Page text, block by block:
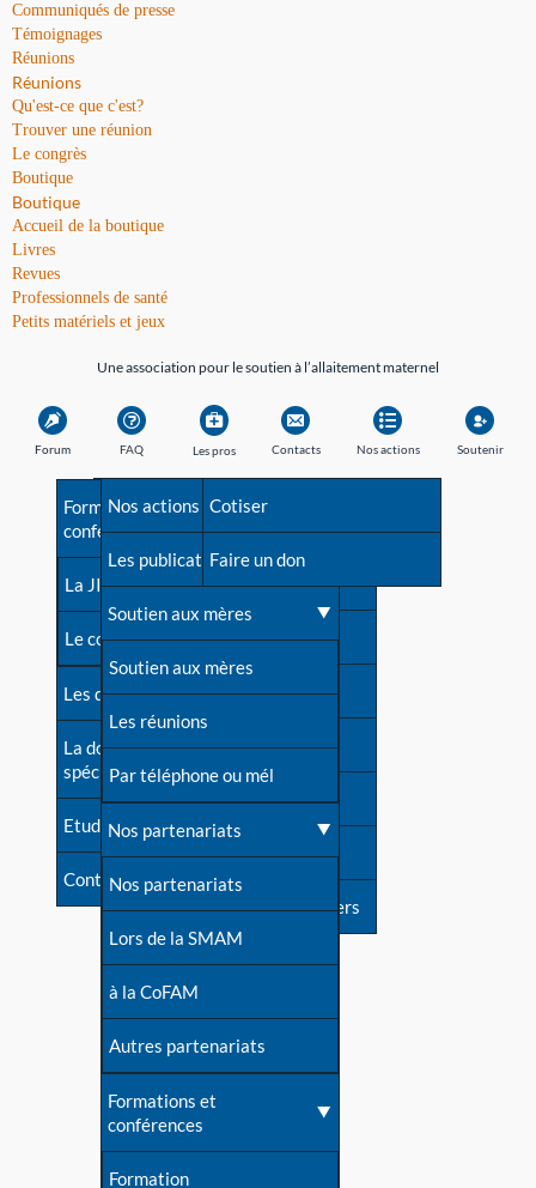
Communiqués de presse
Témoignages
Réunions
Réunions
Qu'est-ce que c'est?
Trouver une réunion
Le congrès
Boutique
Boutique
Accueil de la boutique
Livres
Revues
Professionnels de santé
Petits matériels et jeux
Une association pour le soutien à l’allaitement maternel
Forum FAQ
Avant la naissance
Les débuts
Une difficulté d'allaitement ?
Cas particuliers
Mythes et vérités
Devenir animatrice ?
Une question sur le site
Les pros
Formations et
conférences
La JIA
Le congrès
Les dossiers de l'allaitement
La documentation
spécialisée
Etudes récentes
Contact
Contacts
Besoin d'aide?
Répertoire de tous les
contacts
Contact presse
Dossier de presse
Soutenir LLL
Livre d'or
Forum
S'inscrire à nos newsletters
Nos actions
Nos actions
Les publications
Soutien aux mères
Soutien aux mères
Les réunions
Par téléphone ou mél
Nos partenariats
Nos partenariats
Lors de la SMAM
à la CoFAM
Autres partenariats
Formations et
conférences
Formation
Soutenir
Cotiser
Faire un don